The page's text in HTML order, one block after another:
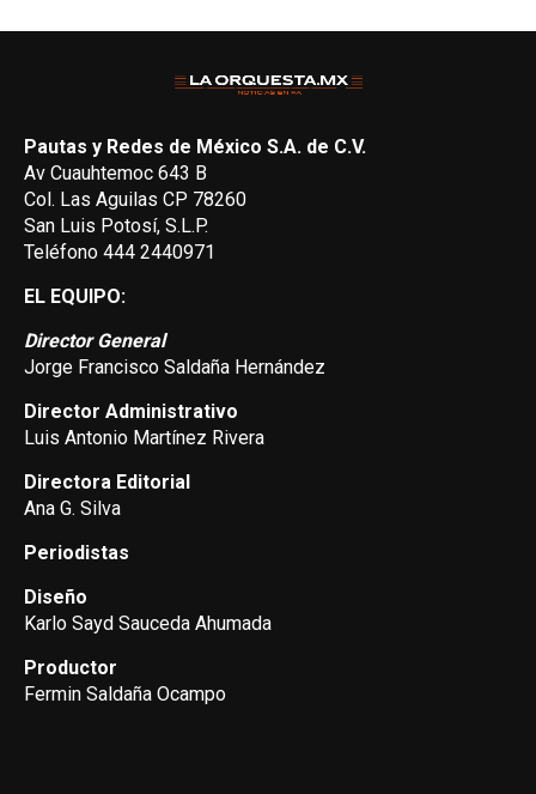
Pautas y Redes de México S.A. de C.V.
Av Cuauhtemoc 643 B
Col. Las Aguilas CP 78260
San Luis Potosí, S.L.P.
Teléfono 444 2440971
EL EQUIPO:
Director General
Jorge Francisco Saldaña Hernández
Director Administrativo
Luis Antonio Martínez Rivera
Directora Editorial
Ana G. Silva
Periodistas
Diseño
Karlo Sayd Sauceda Ahumada
Productor
Fermin Saldaña Ocampo